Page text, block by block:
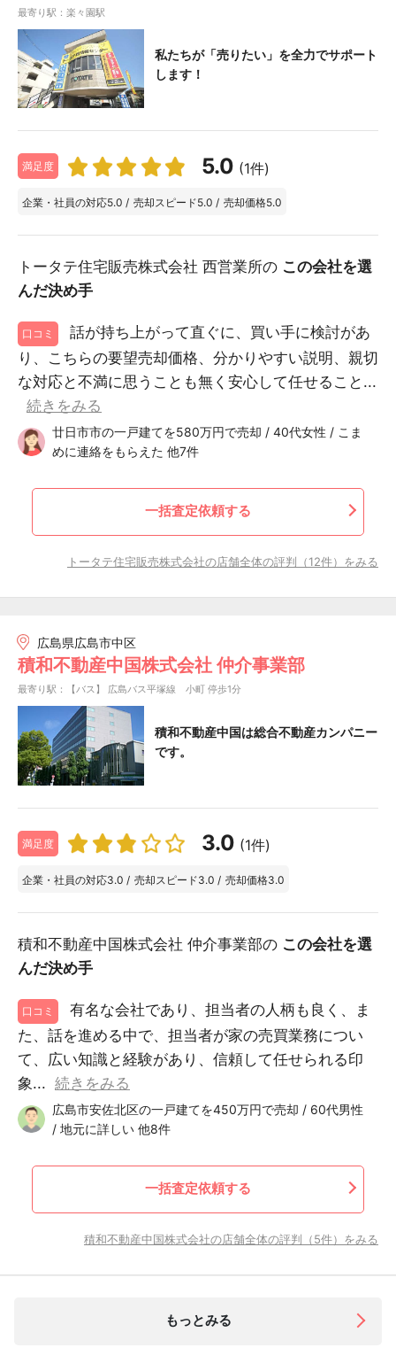
最寄り駅：楽々園駅
私たちが「売りたい」を全力でサポート
します！
満足度 5.0 (1件)
企業・社員の対応5.0 / 売却スピード5.0 / 売却価格5.0
トータテ住宅販売株式会社 西営業所の この会社を選
んだ決め手
口コミ
話が持ち上がって直ぐに、買い手に検討があ
り、こちらの要望売却価格、分かりやすい説明、親切
な対応と不満に思うことも無く安心して任せること...
続きをみる
廿日市市の一戸建てを580万円で売却 / 40代女性 / こま
めに連絡をもらえた 他7件
一括査定依頼する
トータテ住宅販売株式会社の店舗全体の評判（12件）をみる
広島県広島市中区
積和不動産中国株式会社 仲介事業部
最寄り駅：【バス】 広島バス平塚線 小町 停歩1分
積和不動産中国は総合不動産カンパニー
です。
満足度 3.0 (1件)
企業・社員の対応3.0 / 売却スピード3.0 / 売却価格3.0
積和不動産中国株式会社 仲介事業部の この会社を選
んだ決め手
口コミ
有名な会社であり、担当者の人柄も良く、ま
た、話を進める中で、担当者が家の売買業務につい
て、広い知識と経験があり、信頼して任せられる印
象... 続きをみる
広島市安佐北区の一戸建てを450万円で売却 / 60代男性
/ 地元に詳しい 他8件
一括査定依頼する
積和不動産中国株式会社の店舗全体の評判（5件）をみる
もっとみる